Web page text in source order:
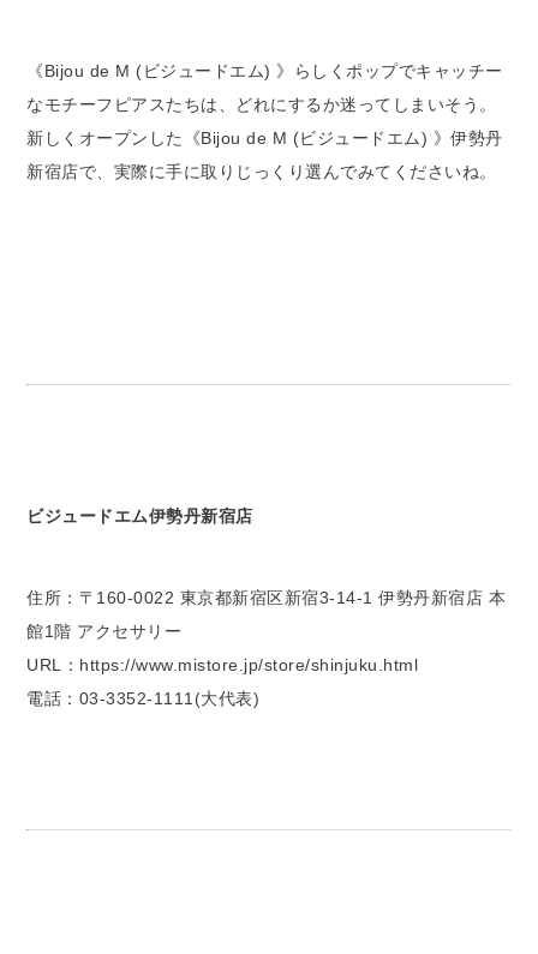
《Bijou de M (ビジュードエム) 》らしくポップでキャッチー
なモチーフピアスたちは、どれにするか迷ってしまいそう。
新しくオープンした《Bijou de M (ビジュードエム) 》伊勢丹
新宿店で、実際に手に取りじっくり選んでみてくださいね。
ビジュードエム伊勢丹新宿店
住所：〒160-0022 東京都新宿区新宿3-14-1 伊勢丹新宿店 本
館1階 アクセサリー
URL：https://www.mistore.jp/store/shinjuku.html
電話：03-3352-1111(大代表)